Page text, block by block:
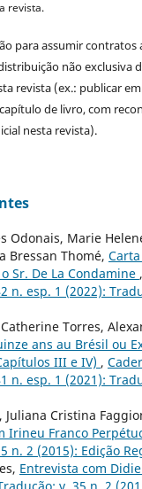
revista.
para assumir contratos
não exclusiva
revista (ex.: publicar
de livro, com
nesta revista).
Odonais, Marie
Bressan Thomé,
Sr. De La Condamine ,
n. esp. 1 (2022):
Torres,
ans au Brésil ou
III e IV) ,
n. esp. 1 (2021):
Juliana Cristina
Irineu Franco
n. 2 (2015): Edição
Entrevista com